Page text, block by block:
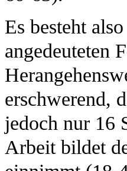
Es besteht
angedeuteten
erschwerend,
jedoch nur 16
Arbeit bildet